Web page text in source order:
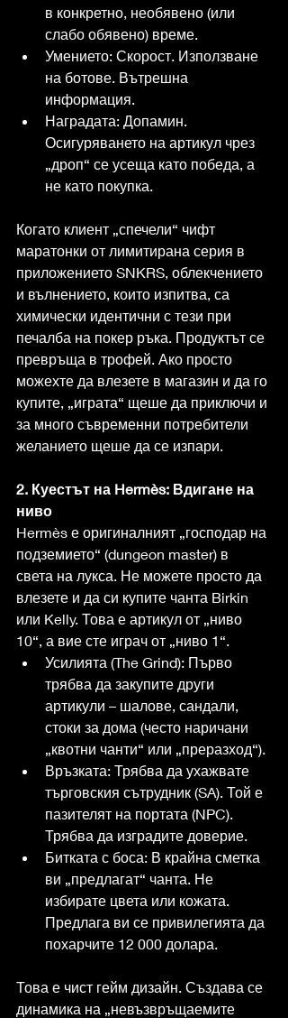
в конкретно, необявено (или
слабо обявено) време.
Умението: Скорост. Използване
на ботове. Вътрешна
информация.
Наградата: Допамин.
Осигуряването на артикул чрез
„дроп“ се усеща като победа, а
не като покупка.
Когато клиент „спечели“ чифт
маратонки от лимитирана серия в
приложението SNKRS, облекчението
и вълнението, които изпитва, са
химически идентични с тези при
печалба на покер ръка. Продуктът се
превръща в трофей. Ако просто
можехте да влезете в магазин и да го
купите, „играта“ щеше да приключи и
за много съвременни потребители
желанието щеше да се изпари.
2. Куестът на Hermès: Вдигане на
ниво
Hermès е оригиналният „господар на
подземието“ (dungeon master) в
света на лукса. Не можете просто да
влезете и да си купите чанта Birkin
или Kelly. Това е артикул от „ниво
10“, а вие сте играч от „ниво 1“.
Усилията (The Grind): Първо
трябва да закупите други
артикули – шалове, сандали,
стоки за дома (често наричани
„квотни чанти“ или „преразход“).
Връзката: Трябва да ухажвате
търговския сътрудник (SA). Той е
пазителят на портата (NPC).
Трябва да изградите доверие.
Битката с боса: В крайна сметка
ви „предлагат“ чанта. Не
избирате цвета или кожата.
Предлага ви се привилегията да
похарчите 12 000 долара.
Това е чист гейм дизайн. Създава се
динамика на „невъзвръщаемите